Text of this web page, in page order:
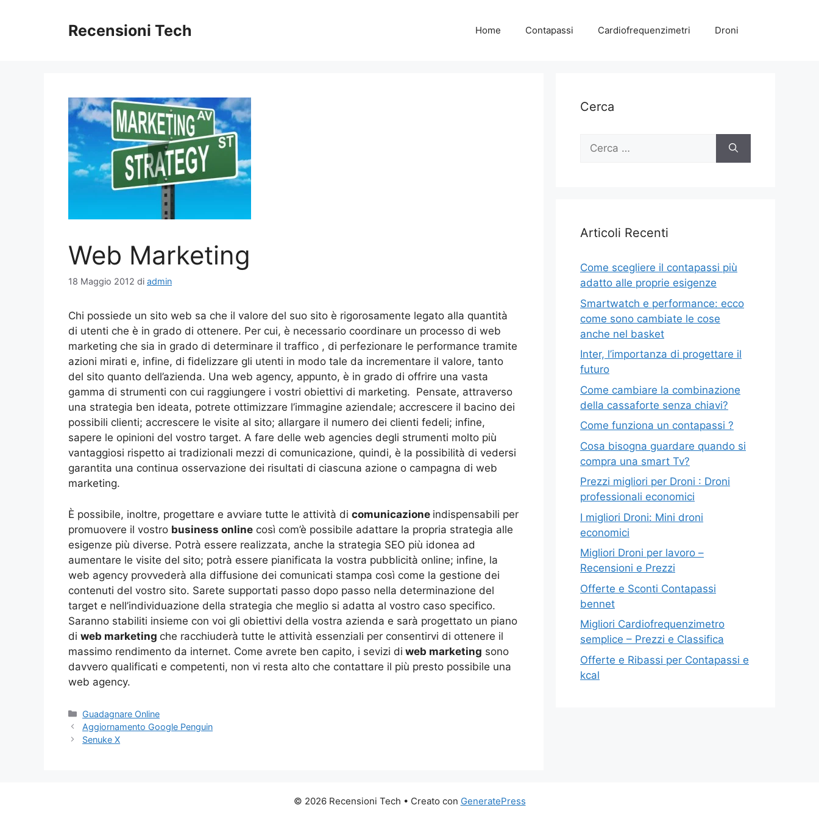
Recensioni Tech Home Contapassi Cardiofrequenzimetri Droni
Web Marketing
18 Maggio 2012 di admin
Chi possiede un sito web sa che il valore del suo sito è rigorosamente legato alla quantità
di utenti che è in grado di ottenere. Per cui, è necessario coordinare un processo di web
marketing che sia in grado di determinare il traffico , di perfezionare le performance tramite
azioni mirati e, infine, di fidelizzare gli utenti in modo tale da incrementare il valore, tanto
del sito quanto dell’azienda. Una web agency, appunto, è in grado di offrire una vasta
gamma di strumenti con cui raggiungere i vostri obiettivi di marketing. Pensate, attraverso
una strategia ben ideata, potrete ottimizzare l’immagine aziendale; accrescere il bacino dei
possibili clienti; accrescere le visite al sito; allargare il numero dei clienti fedeli; infine,
sapere le opinioni del vostro target. A fare delle web agencies degli strumenti molto più
vantaggiosi rispetto ai tradizionali mezzi di comunicazione, quindi, è la possibilità di vedersi
garantita una continua osservazione dei risultati di ciascuna azione o campagna di web
marketing.
È possibile, inoltre, progettare e avviare tutte le attività di comunicazione indispensabili per
promuovere il vostro business online così com’è possibile adattare la propria strategia alle
esigenze più diverse. Potrà essere realizzata, anche la strategia SEO più idonea ad
aumentare le visite del sito; potrà essere pianificata la vostra pubblicità online; infine, la
web agency provvederà alla diffusione dei comunicati stampa così come la gestione dei
contenuti del vostro sito. Sarete supportati passo dopo passo nella determinazione del
target e nell’individuazione della strategia che meglio si adatta al vostro caso specifico.
Saranno stabiliti insieme con voi gli obiettivi della vostra azienda e sarà progettato un piano
di web marketing che racchiuderà tutte le attività essenziali per consentirvi di ottenere il
massimo rendimento da internet. Come avrete ben capito, i sevizi di web marketing sono
davvero qualificati e competenti, non vi resta alto che contattare il più presto possibile una
web agency.
Categorie
Guadagnare Online
Aggiornamento Google Penguin
Senuke X
Cerca
Ricerca
Articoli Recenti
Come scegliere il contapassi più
adatto alle proprie esigenze
Smartwatch e performance: ecco
come sono cambiate le cose
anche nel basket
Inter, l’importanza di progettare il
futuro
Come cambiare la combinazione
della cassaforte senza chiavi?
Come funziona un contapassi ?
Cosa bisogna guardare quando si
compra una smart Tv?
Prezzi migliori per Droni : Droni
professionali economici
I migliori Droni: Mini droni
economici
Migliori Droni per lavoro –
Recensioni e Prezzi
Offerte e Sconti Contapassi
bennet
Migliori Cardiofrequenzimetro
semplice – Prezzi e Classifica
Offerte e Ribassi per Contapassi e
kcal
© 2026 Recensioni Tech • Creato con GeneratePress